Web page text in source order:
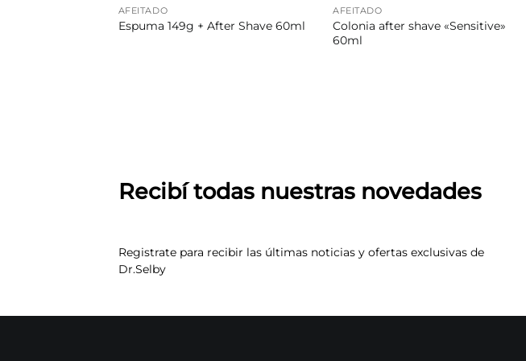
AFEITADO
Espuma 149g + After Shave 60ml
AFEITADO
Colonia after shave «Sensitive»
60ml
Recibí todas nuestras novedades
Registrate para recibir las últimas noticias y ofertas exclusivas de
Dr.Selby